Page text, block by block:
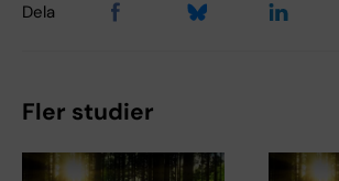
Dela
Fler studier